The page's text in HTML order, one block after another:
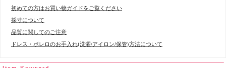
初めての方はお買い物ガイドをご覧ください
採寸について
品質に関してのご注意
ドレス・ボレロのお手入れ(洗濯/アイロン/保管)方法について